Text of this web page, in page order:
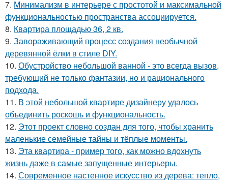
7. Минимализм в интерьере с простотой и максимальной
функциональностью пространства ассоциируется.
8. Квартира площадью 36, 2 кв.
9. Завораживающий процесс создания необычной
деревянной ёлки в стиле DIY.
10. Обустройство небольшой ванной - это всегда вызов,
требующий не только фантазии, но и рационального
подхода.
11. В этой небольшой квартире дизайнеру удалось
объединить роскошь и функциональность.
12. Этот проект словно создан для того, чтобы хранить
маленькие семейные тайны и тёплые моменты.
13. Эта квартира - пример того, как можно вдохнуть
жизнь даже в самые запущенные интерьеры.
14. Современное настенное искусство из дерева: тепло,